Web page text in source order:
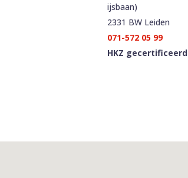
ijsbaan)
2331 BW Leiden
071-572 05 99
HKZ gecertificeerd